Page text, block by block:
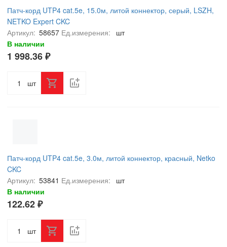
Патч-корд UTP4 cat.5e, 15.0м, литой коннектор, серый, LSZH,
NETKO Expert CKC
Артикул: 58657 Ед.измерения:
шт
В наличии
1 998.36 ₽
шт
Патч-корд UTP4 cat.5e, 3.0м, литой коннектор, красный, Netko
CKC
Артикул: 53841 Ед.измерения:
шт
В наличии
122.62 ₽
шт